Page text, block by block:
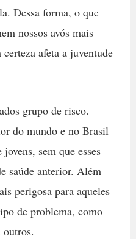
Dessa forma, o que
nossos avós mais
afeta a juventude
grupo de risco.
do mundo e no Brasil
sem que esses
saúde anterior. Além
perigosa para aqueles
de problema, como
outros.